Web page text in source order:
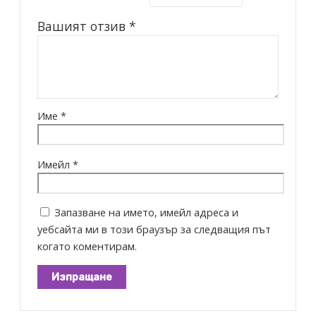
Вашият отзив*
Име*
Имейл*
Запазване на името, имейл адреса и
уебсайта ми в този браузър за следващия път
когато коментирам.